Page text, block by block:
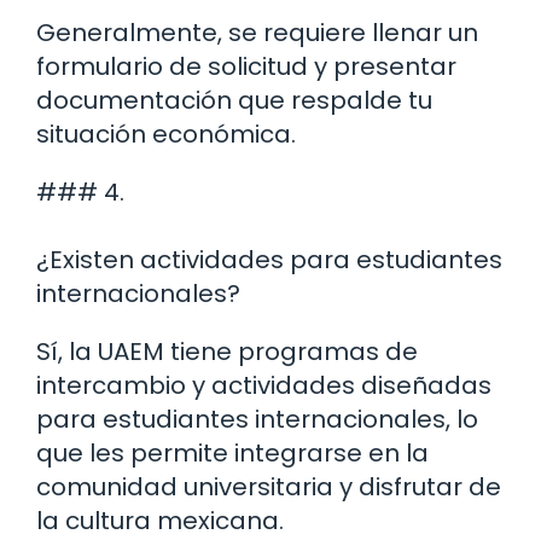
Generalmente, se requiere llenar un
formulario de solicitud y presentar
documentación que respalde tu
situación económica.
### 4.
¿Existen actividades para estudiantes
internacionales?
Sí, la UAEM tiene programas de
intercambio y actividades diseñadas
para estudiantes internacionales, lo
que les permite integrarse en la
comunidad universitaria y disfrutar de
la cultura mexicana.